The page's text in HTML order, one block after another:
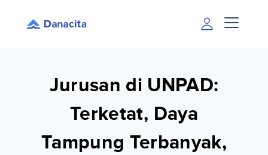
Jurusan di UNPAD:
Terketat, Daya
Tampung Terbanyak,